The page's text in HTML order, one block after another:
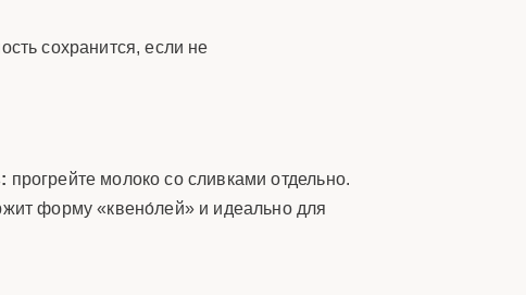
сохранится, если не
прогрейте молоко со сливками отдельно.
форму «квено́лей» и идеально для